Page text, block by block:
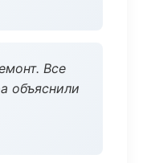
Все
объяснили